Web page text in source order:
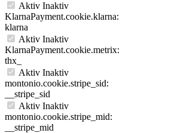
Aktiv Inaktiv
KlarnaPayment.cookie.klarna:
klarna
Aktiv Inaktiv
KlarnaPayment.cookie.metrix:
thx_
Aktiv Inaktiv
montonio.cookie.stripe_sid:
__stripe_sid
Aktiv Inaktiv
montonio.cookie.stripe_mid:
__stripe_mid